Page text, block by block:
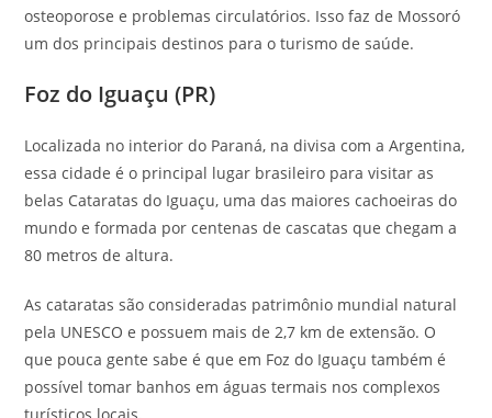
osteoporose e problemas circulatórios. Isso faz de Mossoró
um dos principais destinos para o turismo de saúde.
Foz do Iguaçu (PR)
Localizada no interior do Paraná, na divisa com a Argentina,
essa cidade é o principal lugar brasileiro para visitar as
belas Cataratas do Iguaçu, uma das maiores cachoeiras do
mundo e formada por centenas de cascatas que chegam a
80 metros de altura.
As cataratas são consideradas patrimônio mundial natural
pela UNESCO e possuem mais de 2,7 km de extensão. O
que pouca gente sabe é que em Foz do Iguaçu também é
possível tomar banhos em águas termais nos complexos